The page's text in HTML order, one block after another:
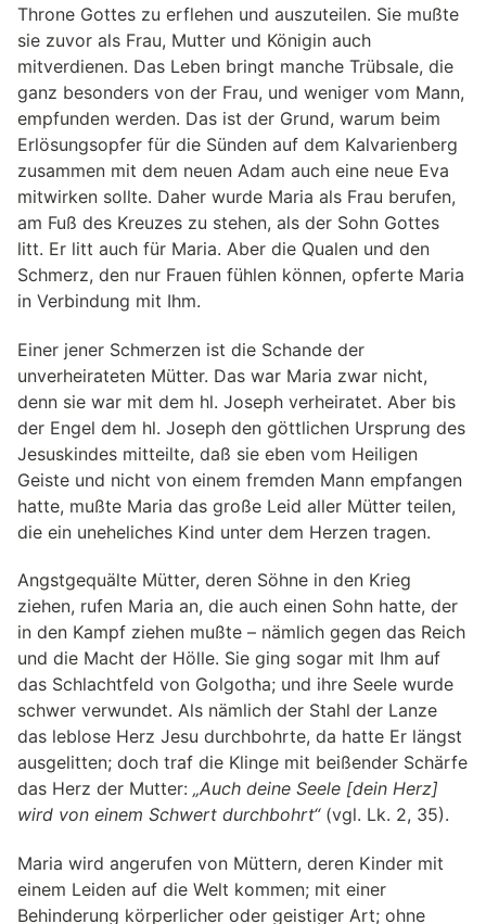
Throne Gottes zu erflehen und auszuteilen. Sie mußte
sie zuvor als Frau, Mutter und Königin auch
mitverdienen. Das Leben bringt manche Trübsale, die
ganz besonders von der Frau, und weniger vom Mann,
empfunden werden. Das ist der Grund, warum beim
Erlösungsopfer für die Sünden auf dem Kalvarienberg
zusammen mit dem neuen Adam auch eine neue Eva
mitwirken sollte. Daher wurde Maria als Frau berufen,
am Fuß des Kreuzes zu stehen, als der Sohn Gottes
litt. Er litt auch für Maria. Aber die Qualen und den
Schmerz, den nur Frauen fühlen können, opferte Maria
in Verbindung mit Ihm.
Einer jener Schmerzen ist die Schande der
unverheirateten Mütter. Das war Maria zwar nicht,
denn sie war mit dem hl. Joseph verheiratet. Aber bis
der Engel dem hl. Joseph den göttlichen Ursprung des
Jesuskindes mitteilte, daß sie eben vom Heiligen
Geiste und nicht von einem fremden Mann empfangen
hatte, mußte Maria das große Leid aller Mütter teilen,
die ein uneheliches Kind unter dem Herzen tragen.
Angstgequälte Mütter, deren Söhne in den Krieg
ziehen, rufen Maria an, die auch einen Sohn hatte, der
in den Kampf ziehen mußte – nämlich gegen das Reich
und die Macht der Hölle. Sie ging sogar mit Ihm auf
das Schlachtfeld von Golgotha; und ihre Seele wurde
schwer verwundet. Als nämlich der Stahl der Lanze
das leblose Herz Jesu durchbohrte, da hatte Er längst
ausgelitten; doch traf die Klinge mit beißender Schärfe
das Herz der Mutter: „Auch deine Seele [dein Herz]
wird von einem Schwert durchbohrt“(vgl. Lk. 2, 35).
Maria wird angerufen von Müttern, deren Kinder mit
einem Leiden auf die Welt kommen; mit einer
Behinderung körperlicher oder geistiger Art; ohne